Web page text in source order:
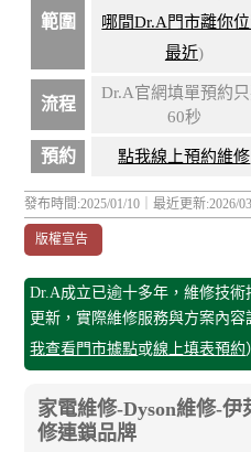
範圍
哪間Dr.A門市離你
最近)
流程
Dr.A官網填單預約
60秒
預約 點我線上預約維修
發布時間:2025/01/10｜最近更新:2026/
版權宣告
Dr.A成立已逾十多年，維修技
更新，實際維修服務與方案內
我查看門市據點或線上填表預約
家電維修-Dyson維修-
修連鎖品牌